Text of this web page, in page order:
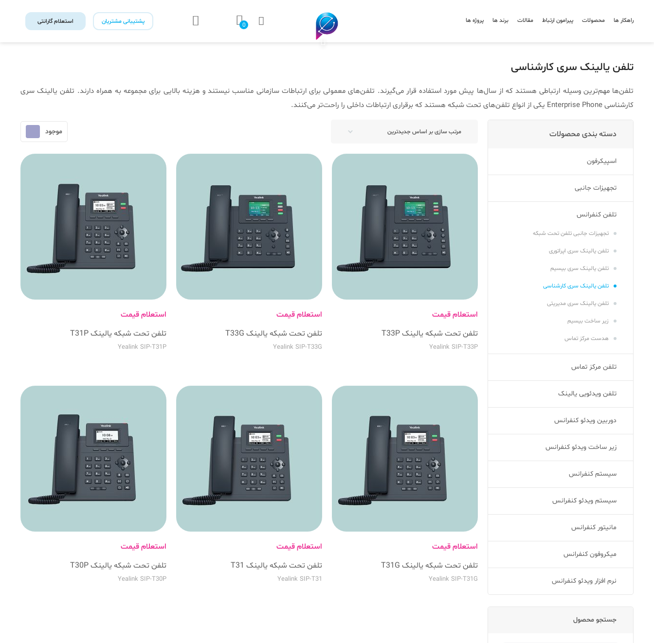
راهکار ها محصولات پیرامون ارتباط مقالات برند ها پروژه ها
0
پشتیبانی مشتریان استعلام گارانتی
تلفن یالینک سری کارشناسی
تلفن‌ها مهم‌ترین وسیله ارتباطی هستند که از سال‌ها پیش مورد استفاده قرار می‌گیرند. تلفن‌های معمولی برای ارتباطات سازمانی مناسب نیستند و هزینه بالایی برای مجموعه به همراه دارند. تلفن یالینک سری
کارشناسی Enterprise Phone یکی از انواع تلفن‌های تحت شبکه هستند که برقراری ارتباطات داخلی را راحت‌تر می‌کنند.
دسته بندی محصولات
اسپیکرفون
تجهیزات جانبی
تلفن کنفرانس
تجهیزات جانبی تلفن تحت شبکه
تلفن یالینک سری اپراتوری
تلفن یالینک سری بیسیم
تلفن یالینک سری کارشناسی
تلفن یالینک سری مدیریتی
زیر ساخت بیسیم
هدست مرکز تماس
تلفن مرکز تماس
تلفن ویدئویی یالینک
دوربین ویدئو کنفرانس
زیر ساخت ویدئو کنفرانس
سیستم کنفرانس
سیستم ویدئو کنفرانس
مانیتور کنفرانس
میکروفون کنفرانس
نرم افزار ویدئو کنفرانس
جستجو محصول
استعلام قیمت
تلفن تحت شبکه یالینک T33P
Yealink SIP-T33P
استعلام قیمت
تلفن تحت شبکه یالینک T33G
Yealink SIP-T33G
استعلام قیمت
تلفن تحت شبکه یالینک T31P
Yealink SIP-T31P
استعلام قیمت
تلفن تحت شبکه یالینک T31G
Yealink SIP-T31G
استعلام قیمت
تلفن تحت شبکه یالینک T31
Yealink SIP-T31
استعلام قیمت
تلفن تحت شبکه یالینک T30P
Yealink SIP-T30P